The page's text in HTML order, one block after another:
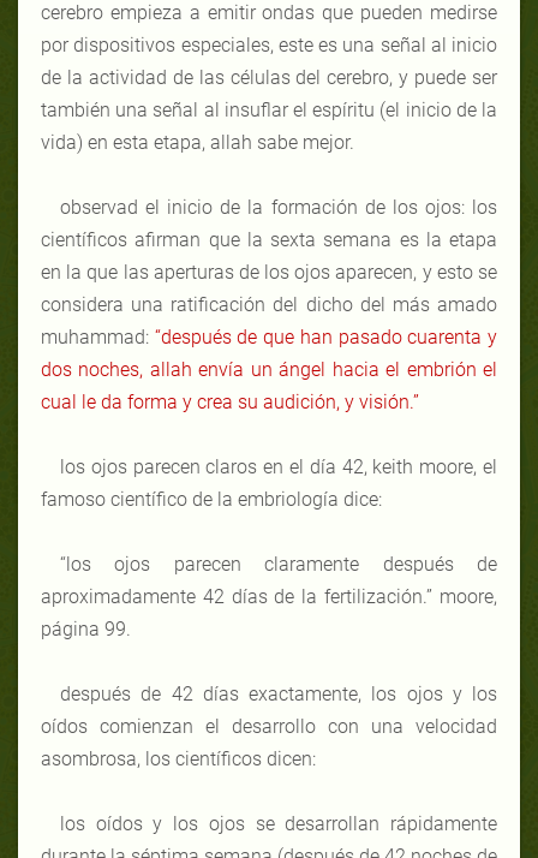
cerebro empieza a emitir ondas que pueden medirse
por dispositivos especiales, este es una señal al inicio
de la actividad de las células del cerebro, y puede ser
también una señal al insuflar el espíritu (el inicio de la
vida) en esta etapa, allah sabe mejor.
observad el inicio de la formación de los ojos: los
científicos afirman que la sexta semana es la etapa
en la que las aperturas de los ojos aparecen, y esto se
considera una ratificación del dicho del más amado
muhammad: “después de que han pasado cuarenta y
dos noches, allah envía un ángel hacia el embrión el
cual le da forma y crea su audición, y visión.”
los ojos parecen claros en el día 42, keith moore, el
famoso científico de la embriología dice:
“los ojos parecen claramente después de
aproximadamente 42 días de la fertilización.” moore,
página 99.
después de 42 días exactamente, los ojos y los
oídos comienzan el desarrollo con una velocidad
asombrosa, los científicos dicen:
los oídos y los ojos se desarrollan rápidamente